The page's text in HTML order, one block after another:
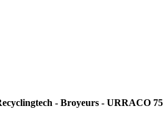
- Broyeurs - URRACO 75